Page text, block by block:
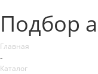
Подбор
Главная
-
Каталог